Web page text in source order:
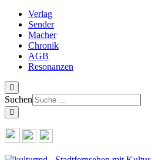
Verlag
Sender
Macher
Chronik
AGB
Resonanzen
Suchen